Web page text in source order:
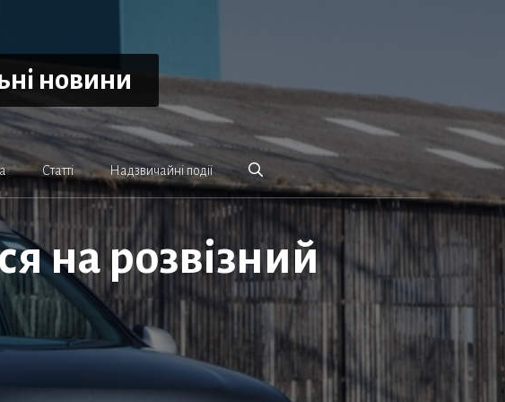
новини
Статті Надзвичайні події
на розвізний